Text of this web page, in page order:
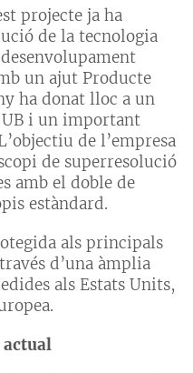
projecte ja ha
de la tecnologia
un ajut Producte
ha donat lloc a un
i un important
de l’empresa
de superresolució
amb el doble de
estàndard.
als principals
d’una àmplia
als Estats Units,